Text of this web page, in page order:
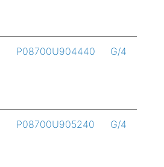
P08700U904440 G/4
P08700U905240 G/4